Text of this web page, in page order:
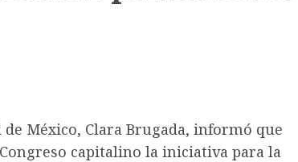
México, Clara Brugada, informó que
capitalino la iniciativa para la